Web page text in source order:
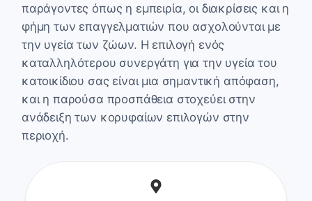
παράγοντες όπως η εμπειρία, οι διακρίσεις και η
φήμη των επαγγελματιών που ασχολούνται με
την υγεία των ζώων. Η επιλογή ενός
καταλληλότερου συνεργάτη για την υγεία του
κατοικίδιου σας είναι μια σημαντική απόφαση,
και η παρούσα προσπάθεια στοχεύει στην
ανάδειξη των κορυφαίων επιλογών στην
περιοχή.